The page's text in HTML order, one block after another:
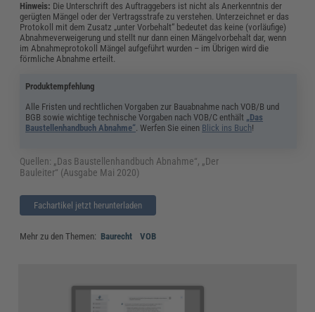
Hinweis: Die Unterschrift des Auftraggebers ist nicht als Anerkenntnis der
gerügten Mängel oder der Vertragsstrafe zu verstehen. Unterzeichnet er das
Protokoll mit dem Zusatz „unter Vorbehalt“ bedeutet das keine (vorläufige)
Abnahmeverweigerung und stellt nur dann einen Mängelvorbehalt dar, wenn
im Abnahmeprotokoll Mängel aufgeführt wurden – im Übrigen wird die
förmliche Abnahme erteilt.
Produktempfehlung
Alle Fristen und rechtlichen Vorgaben zur Bauabnahme nach VOB/B und
BGB sowie wichtige technische Vorgaben nach VOB/C enthält „Das
Baustellenhandbuch Abnahme“ . Werfen Sie einen Blick ins Buch!
Quellen: „Das Baustellenhandbuch Abnahme“, „Der
Bauleiter“ (Ausgabe Mai 2020)
Fachartikel jetzt herunterladen
Mehr zu den Themen: Baurecht VOB